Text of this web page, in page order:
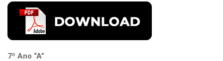
7º Ano “A”